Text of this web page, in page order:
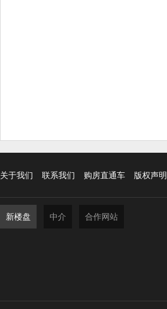
关于我们 联系我们 购房直通车 版权声明
新楼盘 中介 合作网站